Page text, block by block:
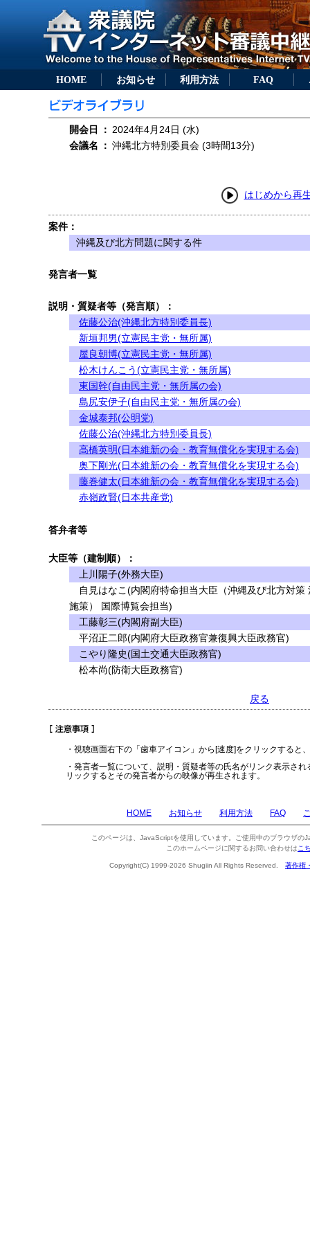
HOME お知らせ 利用方法 FAQ
開会日 ： 2024年4月24日 (水)
会議名
： 沖縄北方特別委員会 (3時間13分)
はじめから再
案件：
沖縄及び北方問題に関する件
発言者一覧
説明・質疑者等（発言順）：
佐藤公治(沖縄北方特別委員長)
新垣邦男(立憲民主党・無所属)
屋良朝博(立憲民主党・無所属)
松木けんこう(立憲民主党・無所属)
東国幹(自由民主党・無所属の会)
島尻安伊子(自由民主党・無所属の会)
金城泰邦(公明党)
佐藤公治(沖縄北方特別委員長)
高橋英明(日本維新の会・教育無償化を実現する会)
奥下剛光(日本維新の会・教育無償化を実現する会)
藤巻健太(日本維新の会・教育無償化を実現する会)
赤嶺政賢(日本共産党)
答弁者等
大臣等（建制順）：
上川陽子(外務大臣)
自見はなこ(内閣府特命担当大臣（沖縄及び北方対策
施策） 国際博覧会担当)
工藤彰三(内閣府副大臣)
平沼正二郎(内閣府大臣政務官兼復興大臣政務官)
こやり隆史(国土交通大臣政務官)
松本尚(防衛大臣政務官)
戻る
・視聴画面右下の「歯車アイコン」から[速度]をクリックすると
・発言者一覧について、説明・質疑者等の氏名がリンク表示さ
リックするとその発言者からの映像が再生されます。
HOME お知らせ 利用方法 FAQ
このページは、JavaScriptを使用しています。ご使用中のブラウザの
このホームページに関するお問い合わせは こ
Copyright(C) 1999-2026 Shugiin All Rights Reserved. 著作権